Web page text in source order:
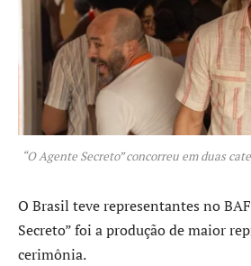
“O Agente Secreto” concorreu em duas
O Brasil teve representantes no
Secreto” foi a produção de maior
cerimônia.